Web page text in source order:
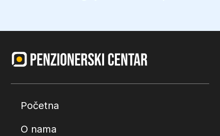
Početna
O nama